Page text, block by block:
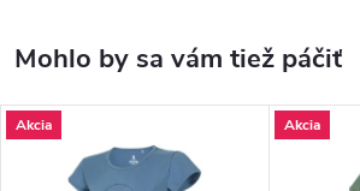
Akcia Akcia